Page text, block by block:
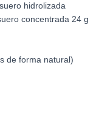
hidrolizada
concentrada 24 g
de forma natural)